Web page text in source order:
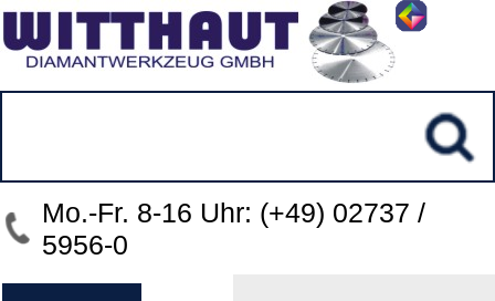
Mo.-Fr. 8-16 Uhr: (+49) 02737 /
5956-0